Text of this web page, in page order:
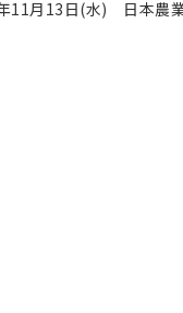
11月13日(水) 日本農